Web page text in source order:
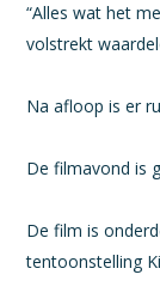
“Alles wat het
volstrekt
Na afloop is er
De filmavond is
De film is
tentoonstelling